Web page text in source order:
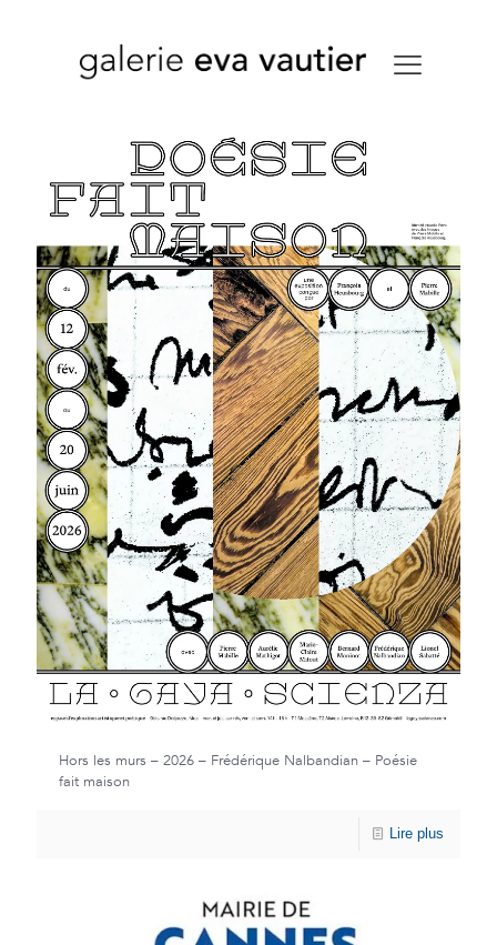
Hors les murs – 2026 – Frédérique Nalbandian – Poésie
fait maison
Lire plus